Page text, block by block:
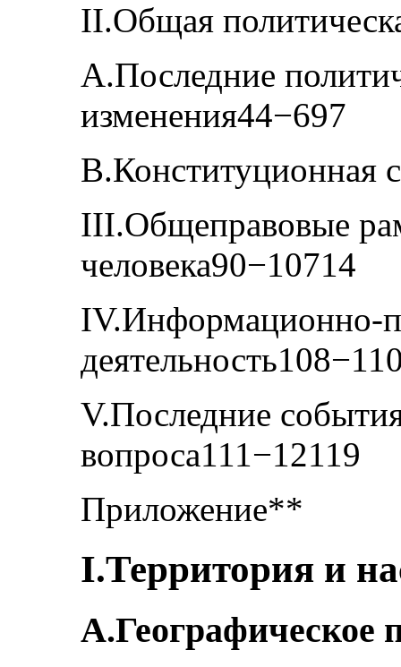
II.Общая
A.Последние
изменения44−697
B.Конституционная
III.Общеправовые
человека90−10714
IV.Информационно-
V.Последние
вопроса111−12119
Приложение**
I.Территория и
А.Географическое